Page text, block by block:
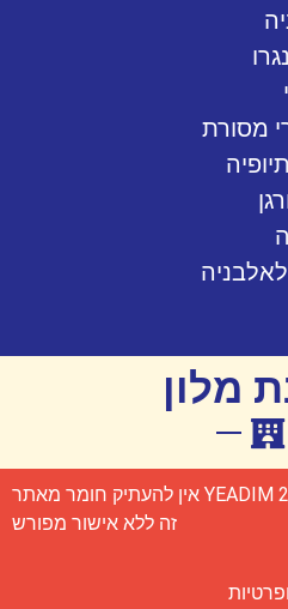
מסורת
לאלבניה
מלון
כל הזכויות שמורות ל – YEADIM 2024 אין להעתיק חומר מאתר
זה ללא אישור מפורש